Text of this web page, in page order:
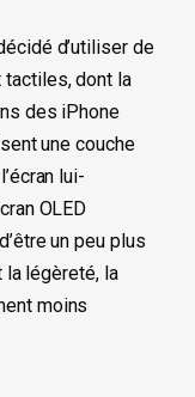
d’utiliser de
tactiles, dont la
des iPhone
une couche
lui-
OLED
un peu plus
légèreté, la
moins